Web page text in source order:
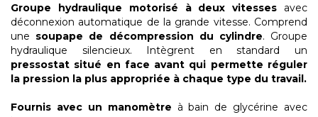
Groupe hydraulique motorisé à deux vitesses avec
déconnexion automatique de la grande vitesse. Comprend
une soupape de décompression du cylindre. Groupe
hydraulique silencieux. Intègrent en standard un
pressostat situé en face avant qui permette réguler
la pression la plus appropriée à chaque type du travail.
Fournis avec un manomètre à bain de glycérine avec